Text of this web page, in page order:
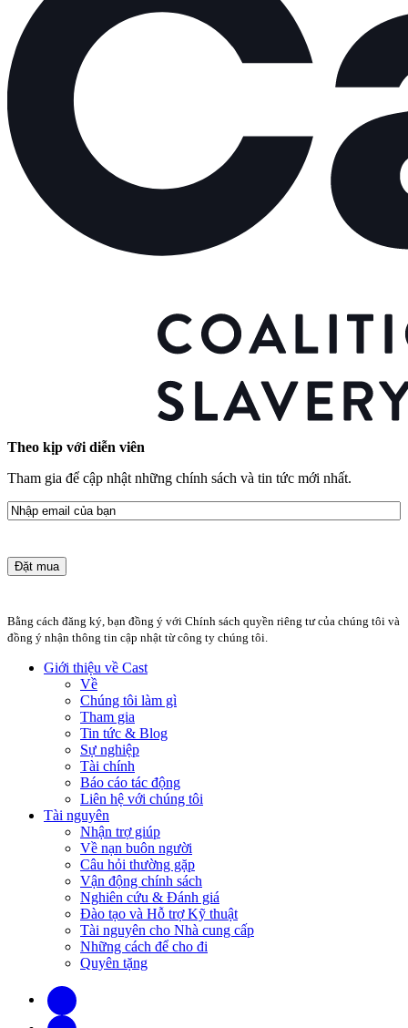
Theo kịp với diễn viên
Tham gia để cập nhật những chính sách và tin tức mới nhất.
E-
mail
Bằng cách đăng ký, bạn đồng ý với Chính sách quyền riêng tư của chúng tôi và
đồng ý nhận thông tin cập nhật từ công ty chúng tôi.
Giới thiệu về Cast
Về
Chúng tôi làm gì
Tham gia
Tin tức & Blog
Sự nghiệp
Tài chính
Báo cáo tác động
Liên hệ với chúng tôi
Tài nguyên
Nhận trợ giúp
Về nạn buôn người
Câu hỏi thường gặp
Vận động chính sách
Nghiên cứu & Đánh giá
Đào tạo và Hỗ trợ Kỹ thuật
Tài nguyên cho Nhà cung cấp
Những cách để cho đi
Quyên tặng